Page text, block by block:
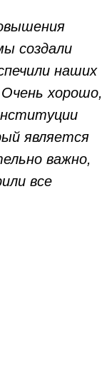
создали
наших
хорошо,
является
важно,
все